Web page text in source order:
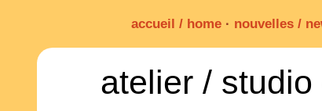
accueil / home · nouvelles /
atelier /